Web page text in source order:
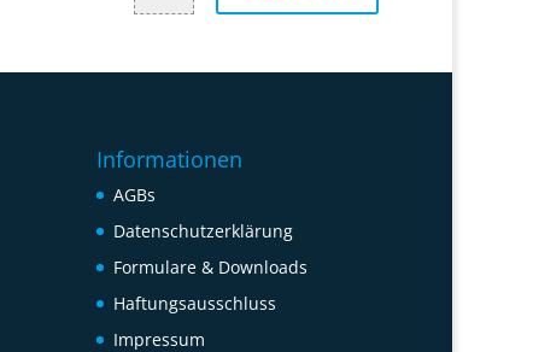
Informationen
AGBs
Datenschutzerklärung
Formulare & Downloads
Haftungsausschluss
Impressum